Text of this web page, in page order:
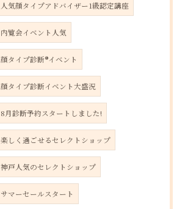
人気顔タイプアドバイザー1級認定講座
内覧会イベント人気
顔タイプ診断®︎イベント
顔タイプ診断イベント大盛況
8月診断予約スタートしました!
楽しく過ごせるセレクトショップ
神戸人気のセレクトショップ
サマーセールスタート